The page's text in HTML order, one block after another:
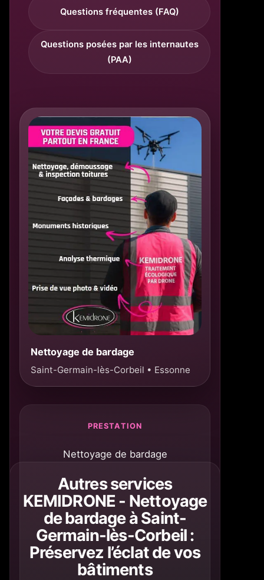
Questions fréquentes (FAQ)
Questions posées par les internautes
(PAA)
Nettoyage de bardage
Saint-Germain-lès-Corbeil • Essonne
PRESTATION
Nettoyage de bardage
Autres services
KEMIDRONE - Nettoyage
de bardage à Saint-
Germain-lès-Corbeil :
Préservez l’éclat de vos
bâtiments